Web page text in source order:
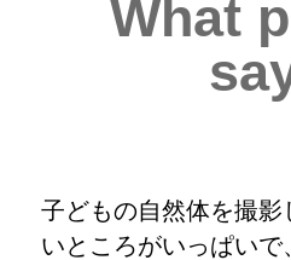
What
子どもの自然体を撮
いところがいっぱいで